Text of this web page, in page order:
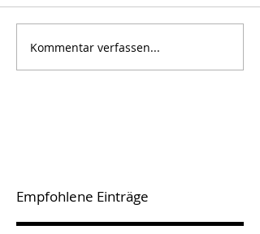
Kommentar verfassen...
Empfohlene Einträge